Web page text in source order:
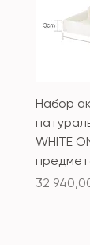
Набор
WHITE
Цена
32